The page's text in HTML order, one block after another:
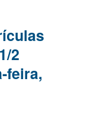
2
feira,